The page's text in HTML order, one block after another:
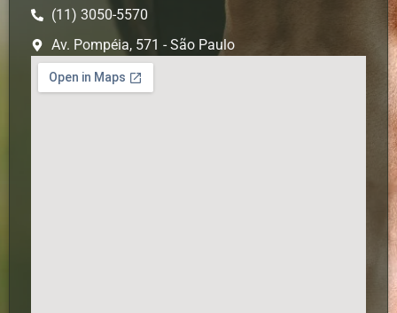
(11) 3050-5570
Av. Pompéia, 571 - São Paulo